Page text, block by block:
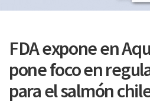
FDA expone en
pone foco en
para el salmón